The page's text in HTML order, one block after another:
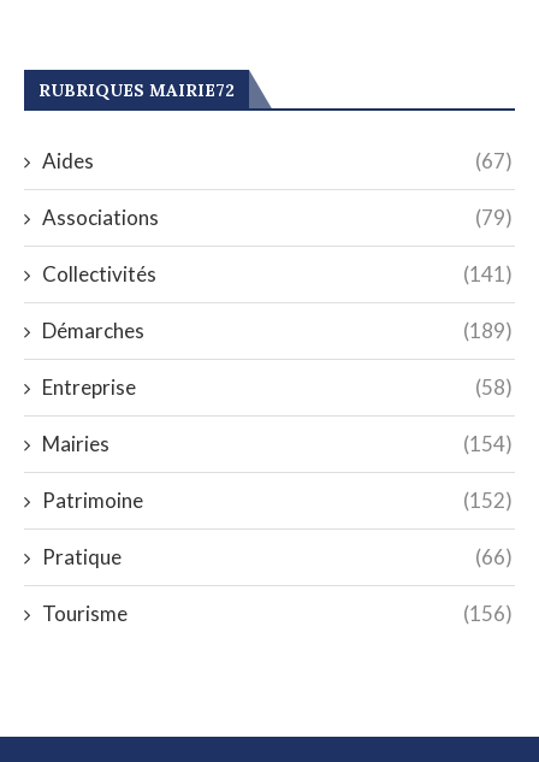
RUBRIQUES MAIRIE72
Aides (67)
Associations (79)
Collectivités (141)
Démarches (189)
Entreprise (58)
Mairies (154)
Patrimoine (152)
Pratique (66)
Tourisme (156)